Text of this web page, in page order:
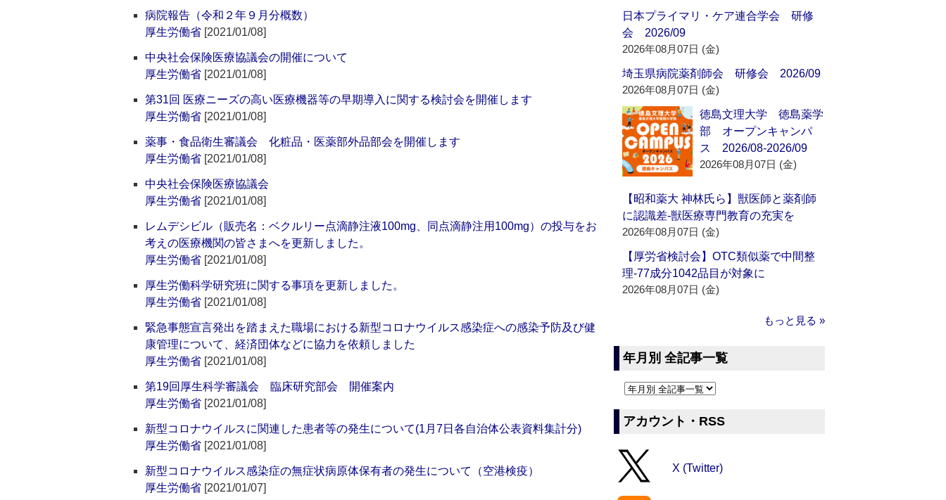
病院報告（令和２年９月分概数）
厚生労働省 [2021/01/08]
中央社会保険医療協議会の開催について
厚生労働省 [2021/01/08]
第31回 医療ニーズの高い医療機器等の早期導入に関する検討会を開催します
厚生労働省 [2021/01/08]
薬事・食品衛生審議会 化粧品・医薬部外品部会を開催します
厚生労働省 [2021/01/08]
中央社会保険医療協議会
厚生労働省 [2021/01/08]
レムデシビル（販売名：ベクルリー点滴静注液100mg、同点滴静注用100mg）の投与をお
考えの医療機関の皆さまへを更新しました。
厚生労働省 [2021/01/08]
厚生労働科学研究班に関する事項を更新しました。
厚生労働省 [2021/01/08]
緊急事態宣言発出を踏まえた職場における新型コロナウイルス感染症への感染予防及び健
康管理について、経済団体などに協力を依頼しました
厚生労働省 [2021/01/08]
第19回厚生科学審議会 臨床研究部会 開催案内
厚生労働省 [2021/01/08]
新型コロナウイルスに関連した患者等の発生について(1月7日各自治体公表資料集計分)
厚生労働省 [2021/01/08]
新型コロナウイルス感染症の無症状病原体保有者の発生について（空港検疫）
厚生労働省 [2021/01/07]
日本プライマリ・ケア連合学会 研修
会 2026/09
2026年08月07日 (金)
埼玉県病院薬剤師会 研修会 2026/09
2026年08月07日 (金)
徳島文理大学 徳島薬学
部 オープンキャンパ
ス 2026/08-2026/09
2026年08月07日 (金)
【昭和薬大 神林氏ら】獣医師と薬剤師
に認識差‐獣医療専門教育の充実を
2026年08月07日 (金)
【厚労省検討会】OTC類似薬で中間整
理‐77成分1042品目が対象に
2026年08月07日 (金)
もっと見る »
年月別 全記事一覧
アカウント・RSS
X (Twitter)